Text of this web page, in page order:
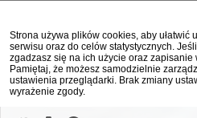
Strona używa plików cookies, aby ułatwić
serwisu oraz do celów statystycznych.
zgadzasz się na ich użycie oraz zapisanie
Pamiętaj, że możesz samodzielnie
ustawienia przeglądarki. Brak zmiany
wyrażenie zgody.